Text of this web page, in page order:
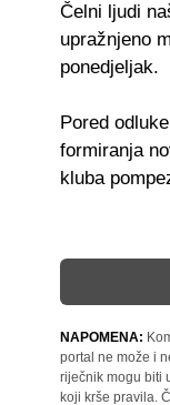
Čelni ljudi
upražnjeno
ponedjeljak.
Pored
formiranja
kluba
NAPOMENA:
portal ne može i
riječnik mogu biti
koji krše pravila.